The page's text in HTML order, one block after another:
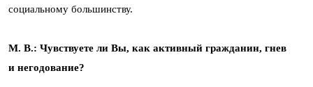
социальному большинству.
М. В.: Чувствуете ли Вы, как активный гражданин, гнев
и негодование?